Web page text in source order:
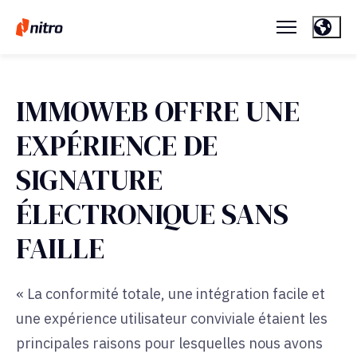
IMMOWEB OFFRE UNE
EXPÉRIENCE DE
SIGNATURE
ÉLECTRONIQUE SANS
FAILLE
« La conformité totale, une intégration facile et
une expérience utilisateur conviviale étaient les
principales raisons pour lesquelles nous avons